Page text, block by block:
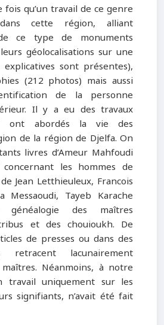
fois qu’un travail de ce genre
cette région, alliant
ce type de monuments
géolocalisations sur une
sont présentes),
(212 photos) mais aussi
de la personne
Il y a eu des travaux
ont abordés la vie des
de la région de Djelfa. On
livres d’Ameur Mahfoudi
les hommes de
Jean Letthieuleux, Francois
Tayeb Karache
généalogie des maîtres
et des chouioukh. De
de presses ou dans des
lacunairement
Néanmoins, à notre
travail uniquement sur les
signifiants, n’avait été fait